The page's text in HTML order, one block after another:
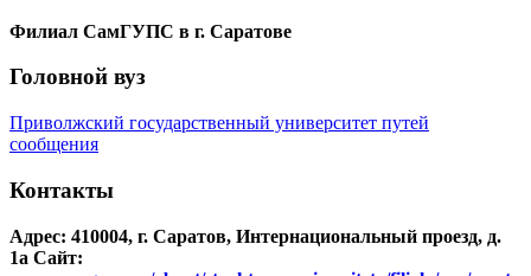
Филиал СамГУПС в г. Саратове
Головной вуз
Приволжский государственный университет путей
сообщения
Контакты
Адрес: 410004, г. Саратов, Интернациональный проезд, д.
1а Сайт: